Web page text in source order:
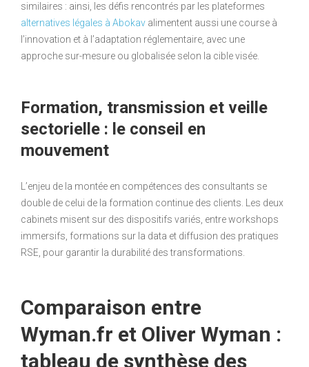
similaires : ainsi, les défis rencontrés par les plateformes
alternatives légales à Abokav alimentent aussi une course à
l’innovation et à l’adaptation réglementaire, avec une
approche sur-mesure ou globalisée selon la cible visée.
Formation, transmission et veille
sectorielle : le conseil en
mouvement
L’enjeu de la montée en compétences des consultants se
double de celui de la formation continue des clients. Les deux
cabinets misent sur des dispositifs variés, entre workshops
immersifs, formations sur la data et diffusion des pratiques
RSE, pour garantir la durabilité des transformations.
Comparaison entre
Wyman.fr et Oliver Wyman :
tableau de synthèse des